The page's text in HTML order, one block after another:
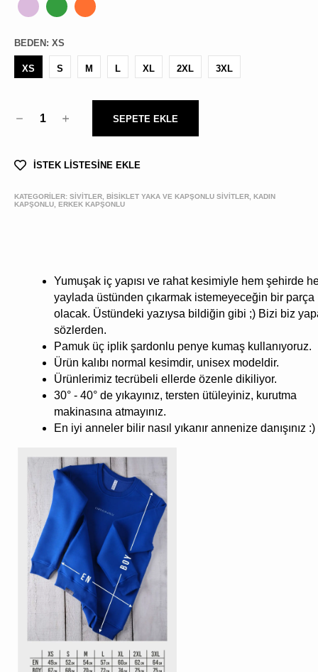
BEDEN : XS
XS S M L XL 2XL 3XL
1 SEPETE EKLE
İSTEK LİSTESİNE EKLE
KATEGORİLER: SİVİTLER, BISIKLET YAKA VE KAPŞONLU SIVITLER, KADIN
KAPŞONLU, ERKEK KAPŞONLU
Yumuşak iç yapısı ve rahat kesimiyle hem şehirde
yaylada üstünden çıkarmak istemeyeceğin bir parça
olacak. Üstündeki yazıysa bildiğin gibi ;) Bizi biz
sözlerden.
Pamuk üç iplik şardonlu penye kumaş kullanıyoruz.
Ürün kalıbı normal kesimdir, unisex modeldir.
Ürünlerimiz tecrübeli ellerde özenle dikiliyor.
30° - 40° de yıkayınız, tersten ütüleyiniz, kurutma
makinasına atmayınız.
En iyi anneler bilir nasıl yıkanır annenize danışınız :)